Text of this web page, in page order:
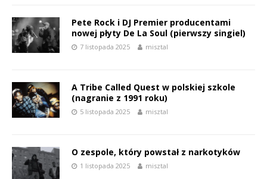
Pete Rock i DJ Premier producentami
nowej płyty De La Soul (pierwszy singiel)
7 listopada 2025 misztal
A Tribe Called Quest w polskiej szkole
(nagranie z 1991 roku)
5 listopada 2025 misztal
O zespole, który powstał z narkotyków
1 listopada 2025 misztal